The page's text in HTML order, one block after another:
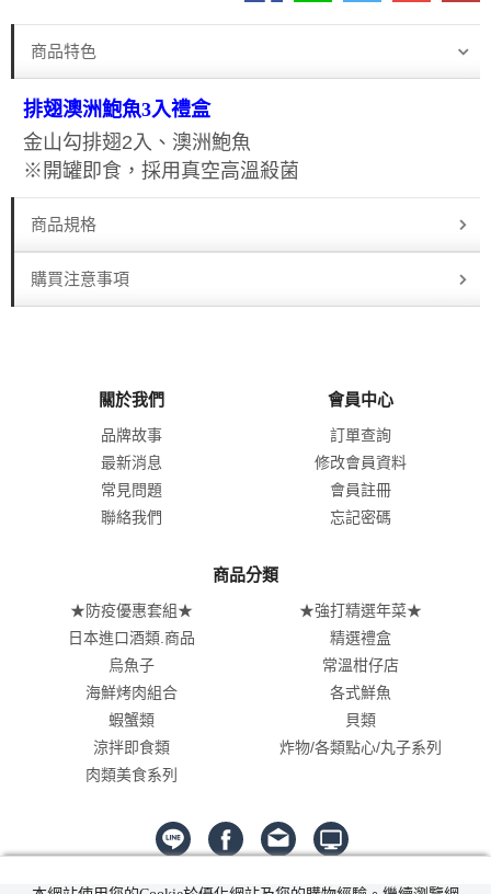
商品特色
排翅澳洲鮑魚3入禮盒
金山勾排翅2入、澳洲鮑魚
※開罐即食，採用真空高溫殺菌
商品規格
購買注意事項
關於我們
品牌故事
最新消息
常見問題
聯絡我們
會員中心
訂單查詢
修改會員資料
會員註冊
忘記密碼
商品分類
★防疫優惠套組★
★強打精選年菜★
日本進口酒類.商品
精選禮盒
烏魚子
常溫柑仔店
海鮮烤肉組合
各式鮮魚
蝦蟹類
貝類
涼拌即食類
炸物/各類點心/丸子系列
肉類美食系列